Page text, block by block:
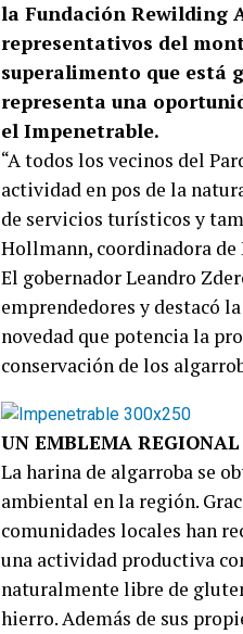
la Fundación Rewilding
representativos del
superalimento que está
representa una
el Impenetrable.
“A todos los vecinos del
actividad en pos de la
de servicios turísticos y
Hollmann, coordinadora
El gobernador Leandro
emprendedores y destacó
novedad que potencia la
conservación de los
UN EMBLEMA
La harina de algarroba se
ambiental en la región.
comunidades locales han
una actividad productiva
naturalmente libre de
hierro. Además de sus